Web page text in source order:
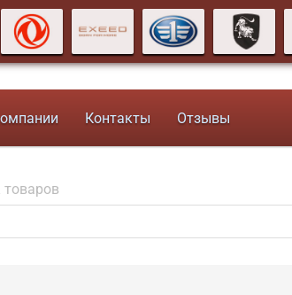
Контакты Отзывы